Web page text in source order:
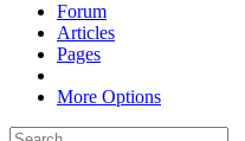
Forum
Articles
Pages
More Options